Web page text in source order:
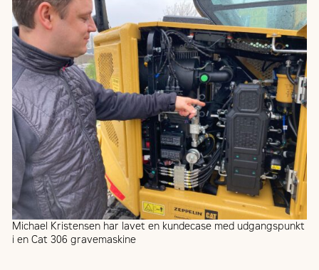
Michael Kristensen har lavet en kundecase med udgangspunkt
i en Cat 306 gravemaskine